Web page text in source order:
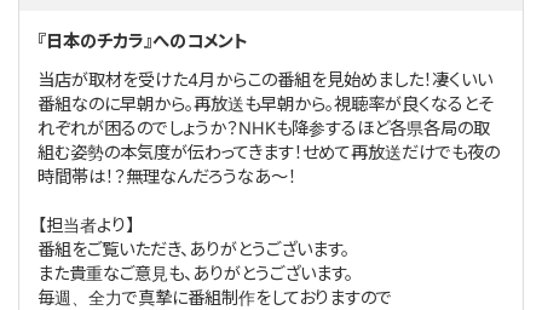
『日本のチカラ』へのコメント
当店が取材を受けた4月からこの番組を見始めました！凄くいい
番組なのに早朝から。再放送も早朝から。視聴率が良くなるとそ
れぞれが困るのでしょうか？NHKも降参するほど各県各局の取
組む姿勢の本気度が伝わってきます！せめて再放送だけでも夜の
時間帯は！？無理なんだろうなあ～！
【担当者より】
番組をご覧いただき、ありがとうございます。
また貴重なご意見も、ありがとうございます。
毎週、全力で真摯に番組制作をしておりますので